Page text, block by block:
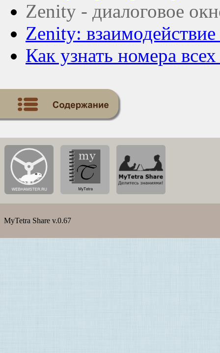
Zenity - диалоговое
Zenity:
Как узнать номера
MyTetra Share v.0.67